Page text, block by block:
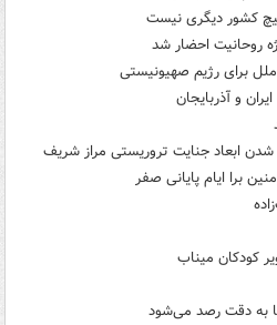
کشور دیگری نیست
روحانیت احضار شد
برای رژیم صهیونیستی
و آذربایجان
شدن ابعاد جنایت تروریستی مراز شریف
برا ایام پایانی صفر
کودکان میناب
به دقت رصد می‌شود